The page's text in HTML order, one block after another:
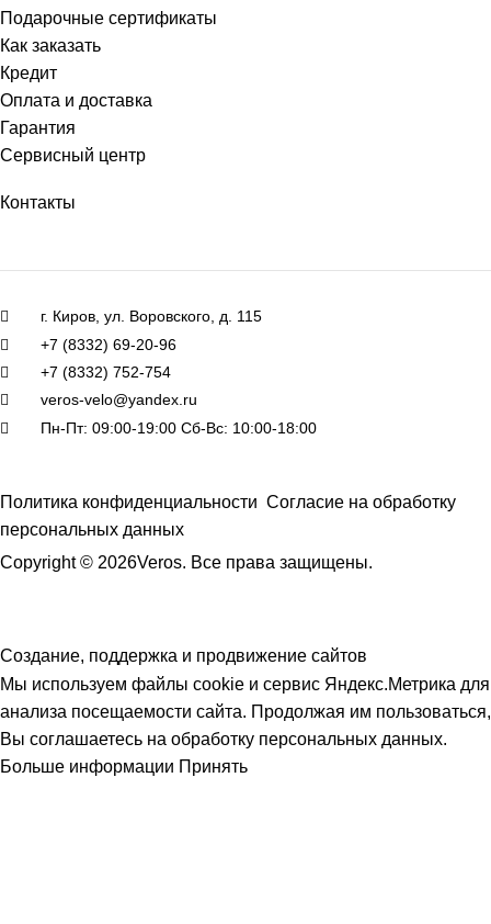
Подарочные сертификаты
Как заказать
Кредит
Оплата и доставка
Гарантия
Сервисный центр
Контакты
г. Киров, ул. Воровского, д. 115
+7 (8332) 69-20-96
+7 (8332) 752-754
veros-velo@yandex.ru
Пн-Пт: 09:00-19:00 Сб-Вс: 10:00-18:00
Политика конфиденциальности Согласие на обработку
персональных данных
Copyright © 2026Veros. Все права защищены.
Создание, поддержка и продвижение сайтов
Мы используем файлы cookie и сервис Яндекс.Метрика для
анализа посещаемости сайта. Продолжая им пользоваться,
Вы соглашаетесь на обработку персональных данных.
Больше информации Принять